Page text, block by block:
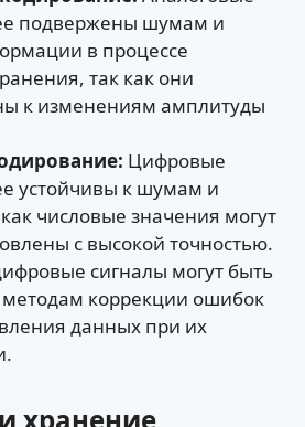
подвержены шумам и
в процессе
так как они
к изменениям амплитуды
Цифровые
устойчивы к шумам и
числовые значения могут
с высокой точностью.
сигналы могут быть
коррекции ошибок
данных при их